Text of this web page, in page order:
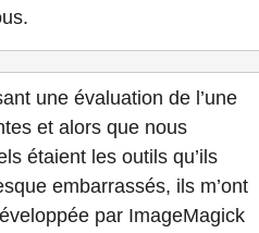
une évaluation de l’une
et alors que nous
étaient les outils qu’ils
embarrassés, ils m’ont
par ImageMagick